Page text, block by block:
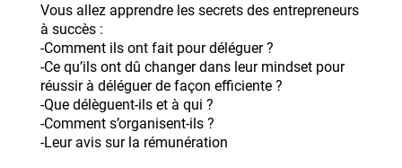
Vous allez apprendre les secrets des entrepreneurs
à succès :
-Comment ils ont fait pour déléguer ?
-Ce qu’ils ont dû changer dans leur mindset pour
réussir à déléguer de façon efficiente ?
-Que délèguent-ils et à qui ?
-Comment s’organisent-ils ?
-Leur avis sur la rémunération